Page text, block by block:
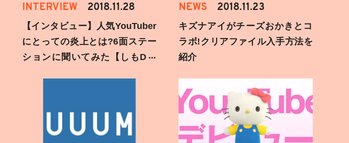
INTERVIEW 2018.11.28
【インタビュー】人気YouTuber
にとっての炎上とは?6面ステー
ションに聞いてみた【しもD遅
NEWS 2018.11.23
キズナアイがチーズおかきとコ
ラボ!クリアファイル入手方法を
紹介